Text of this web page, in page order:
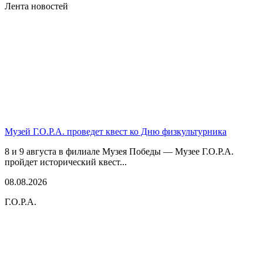
Лента новостей
Музей Г.О.Р.А. проведет квест ко Дню физкультурника
8 и 9 августа в филиале Музея Победы — Музее Г.О.Р.А.
пройдет исторический квест...
08.08.2026
Г.О.Р.А.